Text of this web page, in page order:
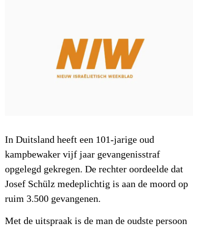
In Duitsland heeft een 101-jarige oud
kampbewaker vijf jaar gevangenisstraf
opgelegd gekregen. De rechter oordeelde dat
Josef Schülz medeplichtig is aan de moord op
ruim 3.500 gevangenen.
Met de uitspraak is de man de oudste persoon